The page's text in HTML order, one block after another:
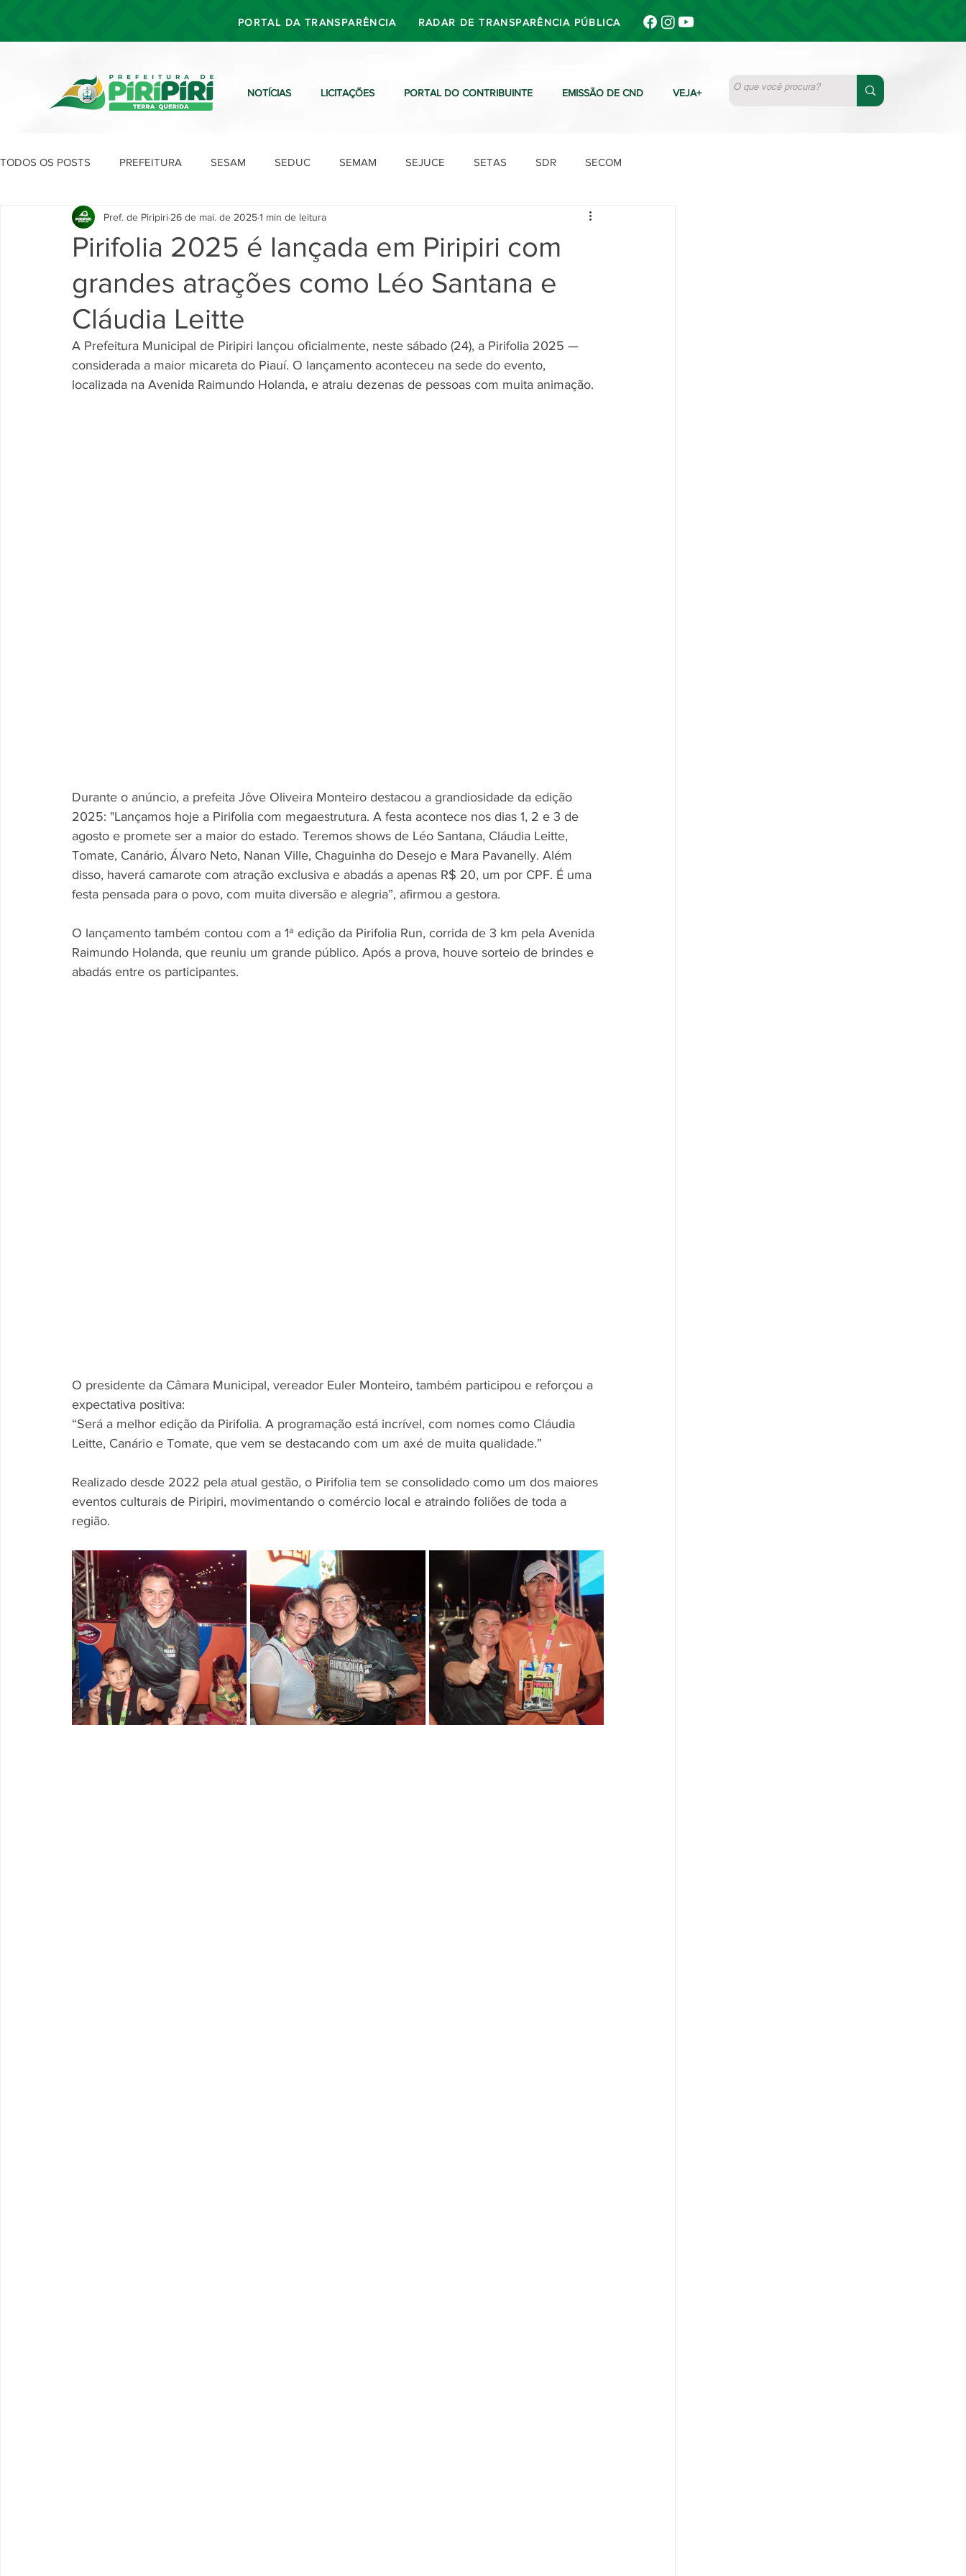
PORTAL DA TRANSPARÊNCIA RADAR DE TRANSPARÊNCIA PÚBLICA
NOTÍCIAS LICITAÇÕES PORTAL DO CONTRIBUINTE EMISSÃO DE CND VEJA+
TODOS OS POSTS PREFEITURA SESAM SEDUC SEMAM SEJUCE SETAS SDR SECOM
SEAD SEGOV SEPLAN SDU Ouvidoria
Pirifolia 2025 é lançada em Piripiri com
grandes atrações como Léo Santana e
Cláudia Leitte
Pref. de Piripiri 26 de mai. de 20251 min de leitura
A Prefeitura Municipal de Piripiri lançou oficialmente, neste sábado (24), a Pirifolia 2025 —
considerada a maior micareta do Piauí. O lançamento aconteceu na sede do evento,
localizada na Avenida Raimundo Holanda, e atraiu dezenas de pessoas com muita animação.
Durante o anúncio, a prefeita Jôve Oliveira Monteiro destacou a grandiosidade da edição
2025: "Lançamos hoje a Pirifolia com megaestrutura. A festa acontece nos dias 1, 2 e 3 de
agosto e promete ser a maior do estado. Teremos shows de Léo Santana, Cláudia Leitte,
Tomate, Canário, Álvaro Neto, Nanan Ville, Chaguinha do Desejo e Mara Pavanelly. Além
disso, haverá camarote com atração exclusiva e abadás a apenas R$ 20, um por CPF. É uma
festa pensada para o povo, com muita diversão e alegria”, afirmou a gestora.
O lançamento também contou com a 1ª edição da Pirifolia Run, corrida de 3 km pela Avenida
Raimundo Holanda, que reuniu um grande público. Após a prova, houve sorteio de brindes e
abadás entre os participantes.
O presidente da Câmara Municipal, vereador Euler Monteiro, também participou e reforçou a
expectativa positiva:
“Será a melhor edição da Pirifolia. A programação está incrível, com nomes como Cláudia
Leitte, Canário e Tomate, que vem se destacando com um axé de muita qualidade.”
Realizado desde 2022 pela atual gestão, o Pirifolia tem se consolidado como um dos maiores
eventos culturais de Piripiri, movimentando o comércio local e atraindo foliões de toda a
região.